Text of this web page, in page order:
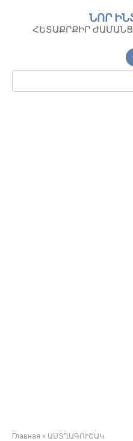
контенту
ՆՈՐ
ՀԵՏԱՔՐՔԻՐ
Поиск:
Главная » ԱՍՏՂԱԳՈՒՇԱԿ